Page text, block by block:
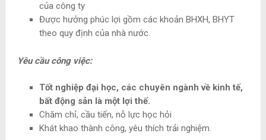
của công ty
Được hưởng phúc lợi gồm các khoản BHXH, BHYT
theo quy định của nhà nước.
Yêu cầu công việc:
Tốt nghiệp đại học, các chuyên ngành về kinh tế,
bất động sản là một lợi thế.
Chăm chỉ, cầu tiến, nỗ lực học hỏi
Khát khao thành công, yêu thích trải nghiệm.